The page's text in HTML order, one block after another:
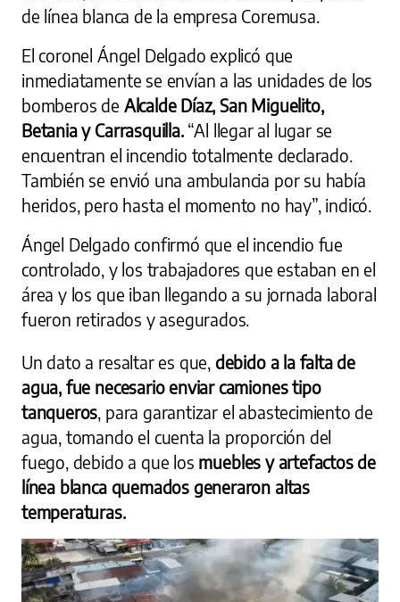
de línea blanca de la empresa Coremusa.
El coronel Ángel Delgado explicó que
inmediatamente se envían a las unidades de los
bomberos de Alcalde Díaz, San Miguelito,
Betania y Carrasquilla. “Al llegar al lugar se
encuentran el incendio totalmente declarado.
También se envió una ambulancia por su había
heridos, pero hasta el momento no hay”, indicó.
Ángel Delgado confirmó que el incendio fue
controlado, y los trabajadores que estaban en el
área y los que iban llegando a su jornada laboral
fueron retirados y asegurados.
Un dato a resaltar es que, debido a la falta de
agua, fue necesario enviar camiones tipo
tanqueros , para garantizar el abastecimiento de
agua, tomando el cuenta la proporción del
fuego, debido a que los muebles y artefactos de
línea blanca quemados generaron altas
temperaturas.